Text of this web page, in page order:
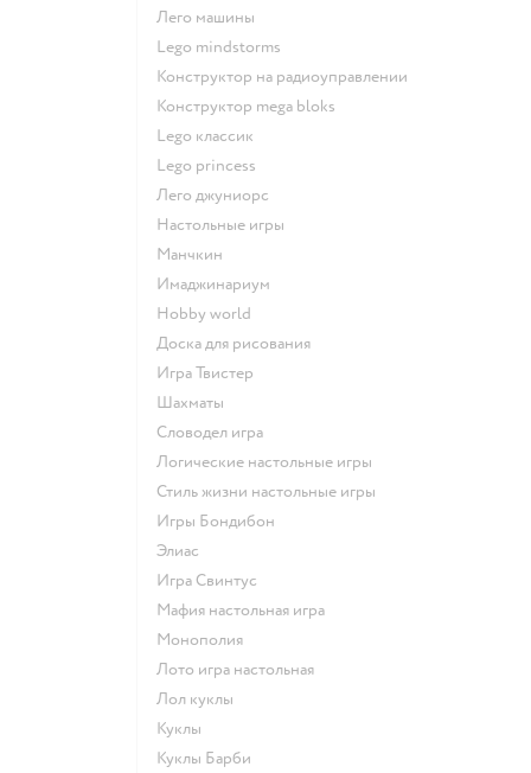
Лего машины
Lego mindstorms
Конструктор на радиоуправлении
Конструктор mega bloks
Lego классик
Lego princess
Лего джуниорс
Настольные игры
Манчкин
Имаджинариум
Hobby world
Доска для рисования
Игра Твистер
Шахматы
Словодел игра
Логические настольные игры
Стиль жизни настольные игры
Игры Бондибон
Элиас
Игра Свинтус
Мафия настольная игра
Монополия
Лото игра настольная
Лол куклы
Куклы
Куклы Барби